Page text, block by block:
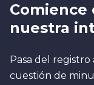
Comience
nuestra
Pasa del
cuestión de